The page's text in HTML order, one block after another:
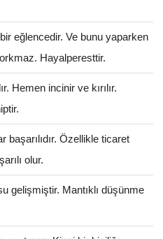
eğlencedir. Ve bunu yaparken
Hayalperesttir.
Hemen incinir ve kırılır.
başarılıdır. Özellikle ticaret
olur.
gelişmiştir. Mantıklı düşünme